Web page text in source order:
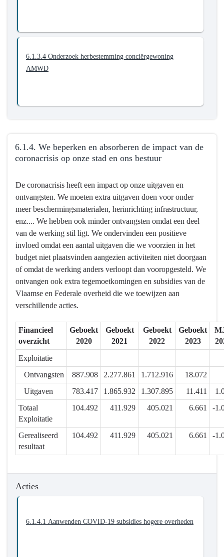
6.1.3.4 Onderzoek herbestemming conciërgewoning
AMWD
6.1.4. We beperken en absorberen de impact van de
coronacrisis op onze stad en ons bestuur
naar
navigatie
6.1.
Mensen
middelen
worden
efficiënt
ingezet
creëren
meerwaarde
Actieplannen
6.1.4.
beperken
absorberen
impact
coronacrisis
De coronacrisis heeft een impact op onze uitgaven en
ontvangsten. We moeten extra uitgaven doen voor onder
meer beschermingsmaterialen, herinrichting infrastructuur,
enz.... We hebben ook minder ontvangsten omdat een deel
van de werking stil ligt. We ondervinden een positieve
invloed omdat een aantal uitgaven die we voorzien in het
budget niet plaatsvinden aangezien activiteiten niet doorgaan
of omdat de werking anders verloopt dan vooropgesteld. We
ontvangen ook extra tegemoetkomingen en subsidies van de
Vlaamse en Federale overheid die we toewijzen aan
verschillende acties.
Financieel
overzicht
Geboekt
2020
Geboekt
2021
Geboekt
2022
Geboekt
2023
Exploitatie
Ontvangsten
887.908 2.277.861 1.712.916
18.072
Uitgaven
783.417 1.865.932 1.307.895 11.411
Totaal
Exploitatie
104.492 411.929 405.021 6.661 -
Gerealiseerd
resultaat
104.492 411.929 405.021 6.661 -
Acties
6.1.4.1 Aanwenden COVID-19 subsidies hogere overheden